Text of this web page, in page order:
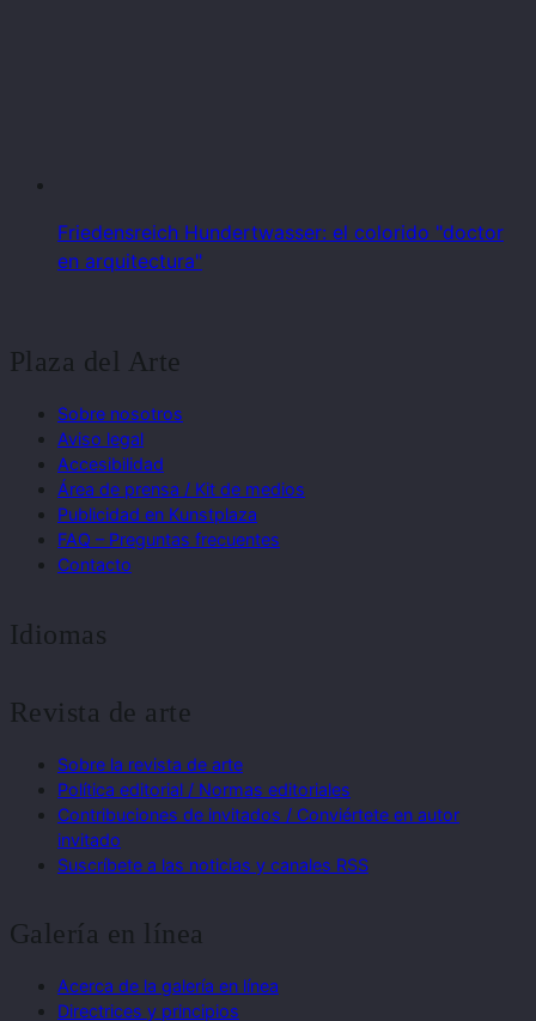
Friedensreich Hundertwasser: el colorido "doctor
en arquitectura"
Plaza del Arte
Sobre nosotros
Aviso legal
Accesibilidad
Área de prensa / Kit de medios
Publicidad en Kunstplaza
FAQ – Preguntas frecuentes
Contacto
Idiomas
Revista de arte
Sobre la revista de arte
Política editorial / Normas editoriales
Contribuciones de invitados / Conviértete en autor
invitado
Suscríbete a las noticias y canales RSS
Galería en línea
Acerca de la galería en línea
Directrices y principios